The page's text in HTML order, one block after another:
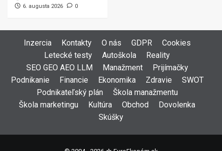
6. augusta 2026
0
Inzercia Kontakty O nás GDPR
Cookies
Letecké testy
Autoškola
Reality
SEO GEO AEO LLM
Manažment
Prijímačky
Podnikanie
Financie Ekonomika Zdravie
SWOT
Podnikateľský plán
Škola manažmentu
Škola marketingu
Kultúra Obchod
Dovolenka
Skúšky